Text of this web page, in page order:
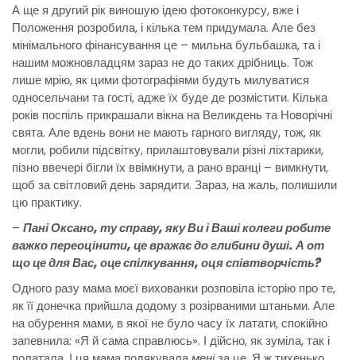
А ще я другий рік виношую ідею фотоконкурсу, вже і
Положення розробила, і кілька тем придумала. Але без
мінімального фінансування це – мильна бульбашка, та і
нашим можновладцям зараз не до таких дрібниць. Тож
лише мрію, як цими фотографіями будуть милуватися
односельчани та гості, адже їх буде де розмістити. Кілька
років поспіль прикрашали вікна на Великдень та Новорічні
свята. Але вдень вони не мають гарного вигляду, тож, як
могли, робили підсвітку, прилаштовували різні ліхтарики,
пізно ввечері бігли їх ввімкнути, а рано вранці – вимкнути,
щоб за світловий день зарядити. Зараз, на жаль, полишили
цю практику.
– Пані Оксано, ту справу, яку Ви і Ваші колеги робите
важко переоцінити, це вражає до глибини душі. А от
що це для Вас, оце спілкування, оця співтворчість?
Одного разу мама моєї вихованки розповіла історію про те,
як її донечка прийшла додому з розірваними штаньми. Але
на обурення мами, в якої не було часу їх латати, спокійно
запевнила: «Я й сама справлюсь». І дійсно, як зуміла, так і